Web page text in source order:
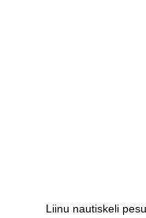
Liinu nautiskeli